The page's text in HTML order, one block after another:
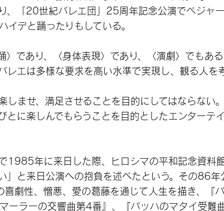
、「20世紀バレエ団」25周年記念公演でベジャ
デと踊ったりもしている。
〉であり、〈身体表現〉であり、〈演劇〉でもあ
レエは多様な要求を高い水準で実現し、観る人を
しませ、満足させることを目的にしてはならない
とに楽しんでもらうことを目的としたエンターテ
1985年に来日した際、ヒロシマの平和記念資料
」と来日公演への抱負を述べたという。その86
喜劇性、憎悪、愛の葛藤を通じて人生を描き、『
ーラーの交響曲第4番』、『バッハのマタイ受難